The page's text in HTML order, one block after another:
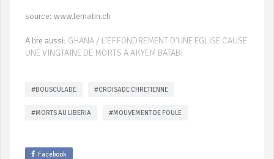
source: www.lematin.ch
A lire aussi: GHANA / L’EFFONDREMENT D’UNE EGLISE CAUSE
UNE VINGTAINE DE MORTS A AKYEM BATABI
#BOUSCULADE #CROISADE CHRETIENNE
#MORTS AU LIBERIA #MOUVEMENT DE FOULE
Facebook